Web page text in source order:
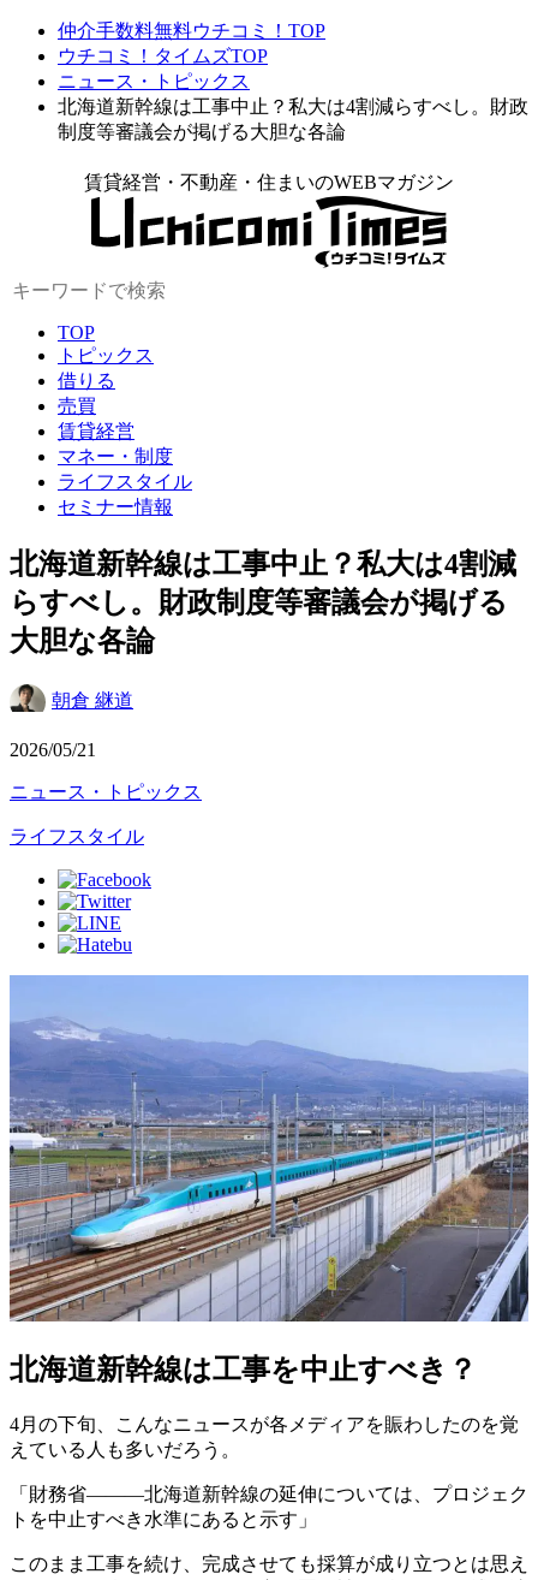
仲介手数料無料ウチコミ！TOP
ウチコミ！タイムズTOP
ニュース・トピックス
北海道新幹線は工事中止？私大は4割減らすべし。財政
制度等審議会が掲げる大胆な各論
賃貸経営・不動産・住まいのWEBマガジン
TOP
トピックス
借りる
売買
賃貸経営
マネー・制度
ライフスタイル
セミナー情報
北海道新幹線は工事中止？私大は4割減
らすべし。財政制度等審議会が掲げる
大胆な各論
朝倉 継道
2026/05/21
ニュース・トピックス
ライフスタイル
北海道新幹線は工事を中止すべき？
4月の下旬、こんなニュースが各メディアを賑わしたのを覚
えている人も多いだろう。
「財務省―――北海道新幹線の延伸については、プロジェク
トを中止すべき水準にあると示す」
このまま工事を続け、完成させても採算が成り立つとは思え